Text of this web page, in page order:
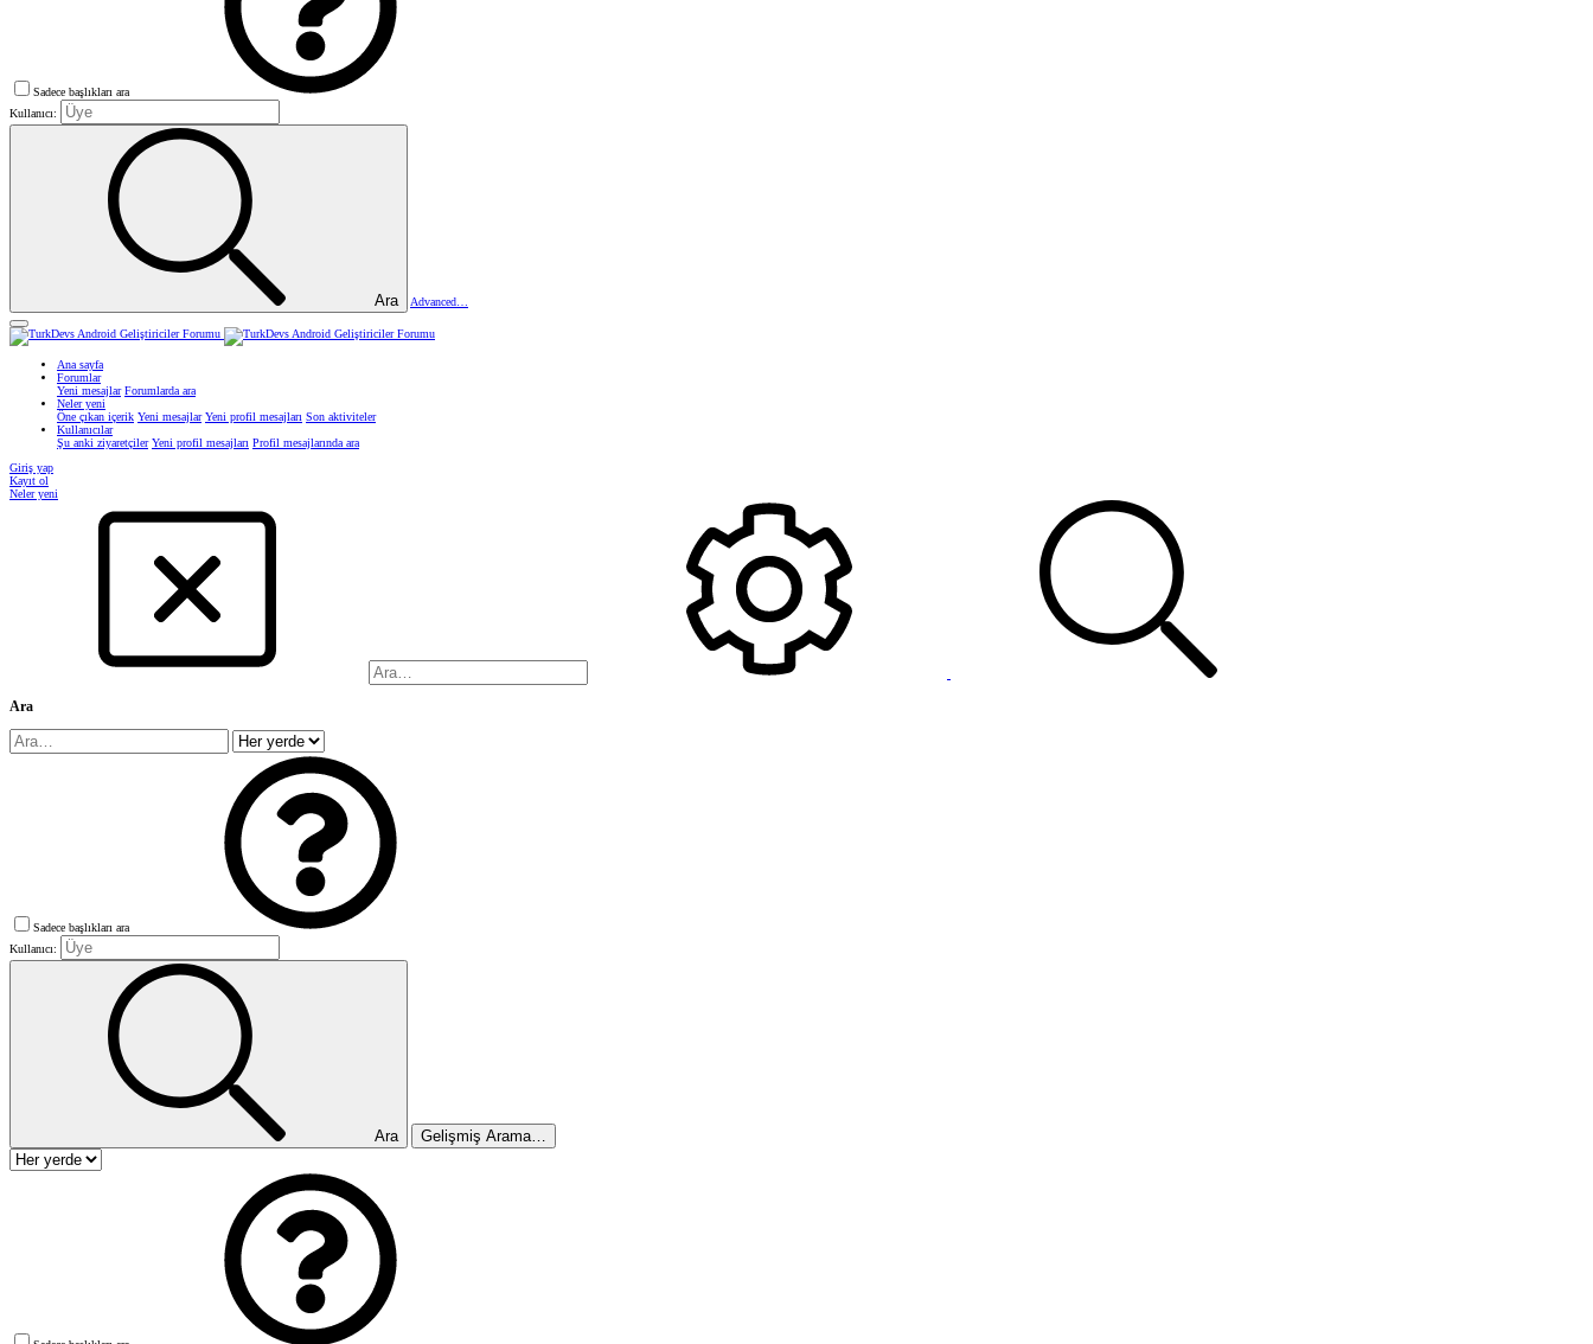
Sadece başlıkları ara
Kullanıcı:
Ara Advanced…
Ana sayfa
Forumlar
Yeni mesajlar Forumlarda ara
Neler yeni
Öne çıkan içerik Yeni mesajlar Yeni profil mesajları Son aktiviteler
Kullanıcılar
Şu anki ziyaretçiler Yeni profil mesajları Profil mesajlarında ara
Giriş yap
Kayıt ol
Neler yeni
Ara
Sadece başlıkları ara
Kullanıcı:
Ara Gelişmiş Arama…